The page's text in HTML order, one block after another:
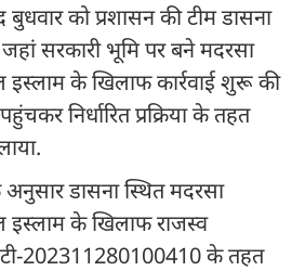
को प्रशासन की टीम डासना
सरकारी भूमि पर बने मदरसा
इस्लाम के खिलाफ कार्रवाई शुरू की
निर्धारित प्रक्रिया के तहत
डासना स्थित मदरसा
इस्लाम के खिलाफ राजस्व
टी-202311280100410 के तहत